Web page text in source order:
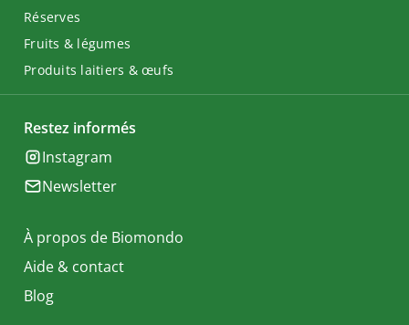
Réserves
Fruits & légumes
Produits laitiers & œufs
Restez informés
Instagram
Newsletter
À propos de Biomondo
Aide & contact
Blog